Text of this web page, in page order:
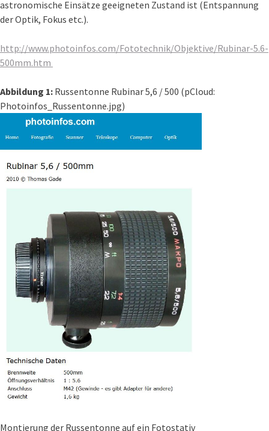
astronomische Einsätze geeigneten Zustand ist (Entspannung
der Optik, Fokus etc.).
http://www.photoinfos.com/Fototechnik/Objektive/Rubinar-5.6-
500mm.htm
Abbildung 1: Russentonne Rubinar 5,6 / 500 (pCloud:
Photoinfos_Russentonne.jpg)
Montierung der Russentonne auf ein Fotostativ